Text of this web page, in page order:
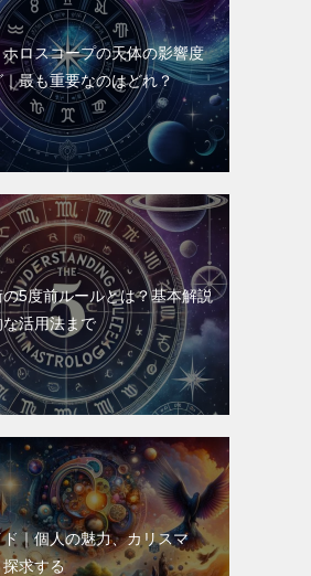
ロスコープの天体の影響度
最も重要なのはどれ？
5度前ルールとは？基本解説
活用法まで
｜個人の魅力、カリスマ
求する